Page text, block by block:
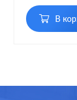
Подсветка:
В